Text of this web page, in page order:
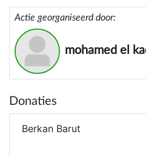
Actie georganiseerd door:
mohamed el
Donaties
Berkan Barut